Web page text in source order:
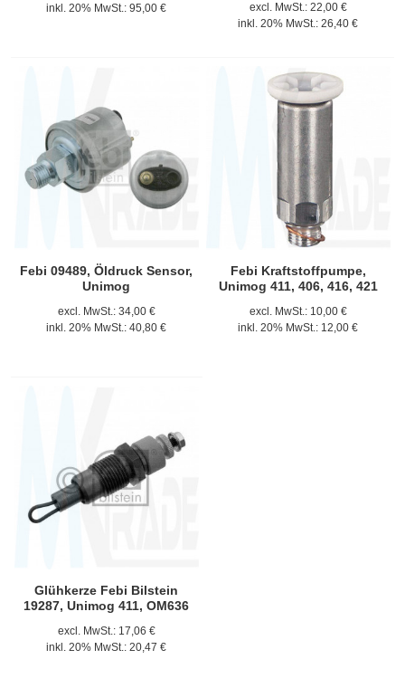
inkl. 20% MwSt.: 95,00 € excl. MwSt.: 22,00 €
inkl. 20% MwSt.: 26,40 €
Febi 09489, Öldruck Sensor,
Unimog
excl. MwSt.: 34,00 €
inkl. 20% MwSt.: 40,80 €
Febi Kraftstoffpumpe,
Unimog 411, 406, 416, 421
excl. MwSt.: 10,00 €
inkl. 20% MwSt.: 12,00 €
Glühkerze Febi Bilstein
19287, Unimog 411, OM636
excl. MwSt.: 17,06 €
inkl. 20% MwSt.: 20,47 €